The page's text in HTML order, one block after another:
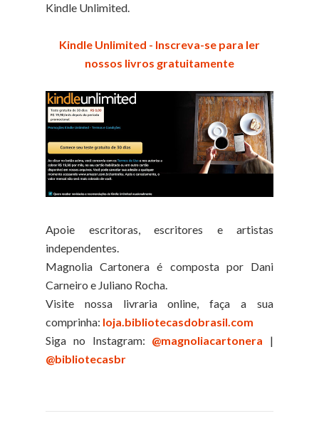
Kindle Unlimited.
Kindle Unlimited - Inscreva-se para ler
nossos livros gratuitamente
Apoie escritoras, escritores e artistas
independentes.
Magnolia Cartonera é composta por Dani
Carneiro e Juliano Rocha.
Visite nossa livraria online, faça a sua
comprinha: loja.bibliotecasdobrasil.com
Siga no Instagram: @magnoliacartonera |
@bibliotecasbr